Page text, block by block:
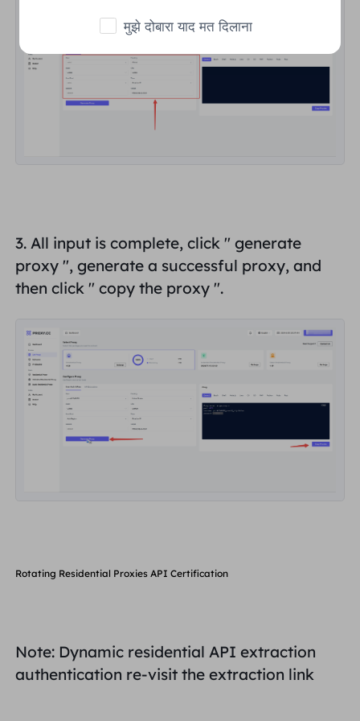
3. All input is complete, click "generate
proxy ", generate a successful proxy, and
then click "copy the proxy ".
Rotating Residential Proxies API Certification
Note: Dynamic residential API extraction
authentication re-visit the extraction link
मुझे दोबारा याद मत दिलाना